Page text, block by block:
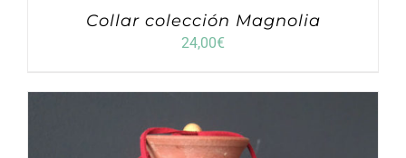
Collar colección Magnolia
24,00€